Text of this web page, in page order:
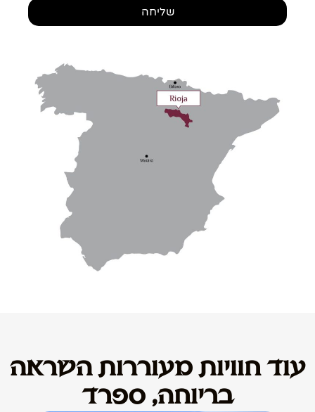
שליחה
עוד חוויות מעוררות השראה
בריוחה, ספרד